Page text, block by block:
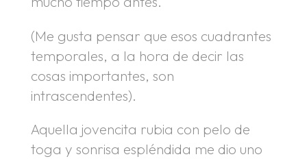
(Me gusta pensar que esos cuadrantes
temporales, a la hora de decir las
cosas importantes, son
intrascendentes).
Aquella jovencita rubia con pelo de
toga y sonrisa espléndida me dio uno